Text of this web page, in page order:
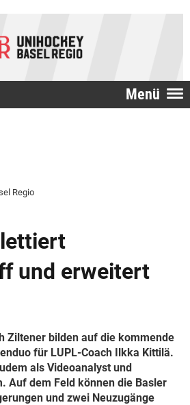
Menü
Regio
und erweitert
Ziltener bilden auf die kommende
für LUPL-Coach Ilkka Kittilä.
als Videoanalyst und
Auf dem Feld können die Basler
und zwei Neuzugänge